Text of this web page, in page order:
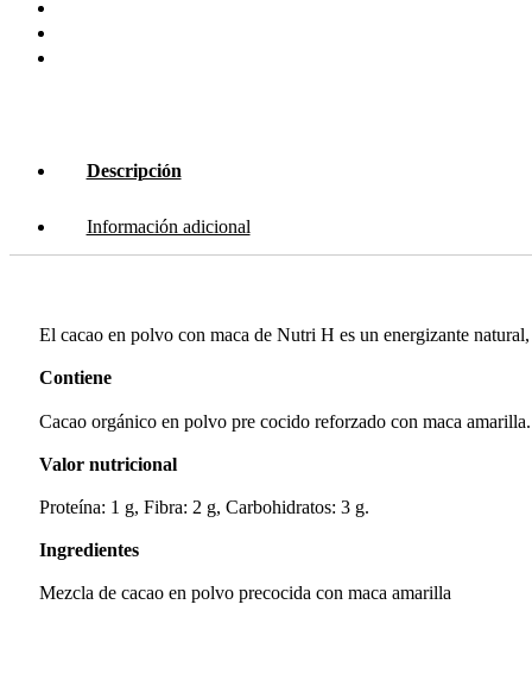
Descripción
Información adicional
El cacao en polvo con maca de Nutri H es un energizante
Contiene
Cacao orgánico en polvo pre cocido reforzado con maca amarilla.
Valor nutricional
Proteína: 1 g, Fibra: 2 g, Carbohidratos: 3 g.
Ingredientes
Mezcla de cacao en polvo precocida con maca amarilla